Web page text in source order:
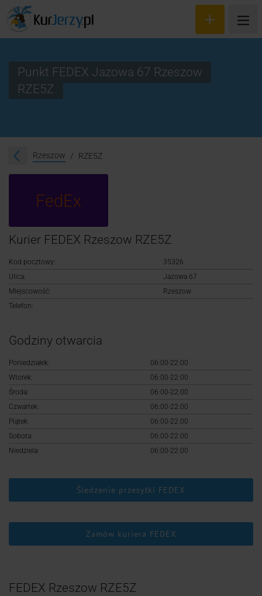
Śledzenie przesyłki
Punkt FEDEX Jazowa 67 Rzeszow
RZE5Z
Rzeszow RZE5Z
FedEx
Kurier FEDEX Rzeszow RZE5Z
Kod pocztowy:
35326
Ulica:
Jazowa 67
Miejscowość:
Rzeszow
Telefon:
Godziny otwarcia
Poniedziałek:
06:00-22:00
Wtorek:
06:00-22:00
Środa:
06:00-22:00
Czwartek:
06:00-22:00
Piątek:
06:00-22:00
Sobota:
06:00-22:00
Niedziela:
06:00-22:00
Śledzenie przesyłki FEDEX
Zamów kuriera FEDEX
FEDEX Rzeszow RZE5Z